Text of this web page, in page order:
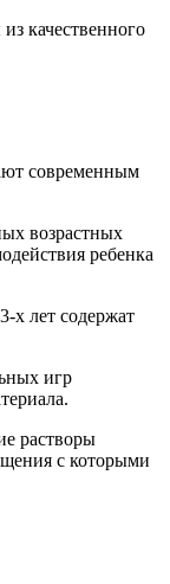
качественного
современным
возрастных
ребенка
х лет содержат
игр
растворы
с которыми